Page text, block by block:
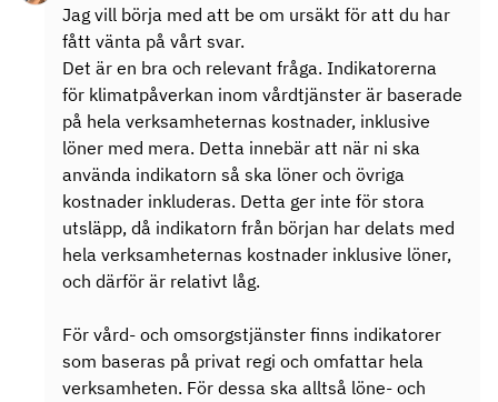
Jag vill börja med att be om ursäkt för att du har
fått vänta på vårt svar.
Det är en bra och relevant fråga. Indikatorerna
för klimatpåverkan inom vårdtjänster är baserade
på hela verksamheternas kostnader, inklusive
löner med mera. Detta innebär att när ni ska
använda indikatorn så ska löner och övriga
kostnader inkluderas. Detta ger inte för stora
utsläpp, då indikatorn från början har delats med
hela verksamheternas kostnader inklusive löner,
och därför är relativt låg.
För vård- och omsorgstjänster finns indikatorer
som baseras på privat regi och omfattar hela
verksamheten. För dessa ska alltså löne- och